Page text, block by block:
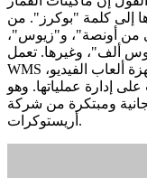
إلى كلمة "بوكرز". من
من أونصة"، و"زيوس"،
ألف"، وغيرها. تعمل
WMS على تصميم ألعاب ماكينات القمار، وأجهزة ألعاب الفيديو،
إدارة عملياتها. وهو
ومبتكرة من شركة
أريستوكرات.